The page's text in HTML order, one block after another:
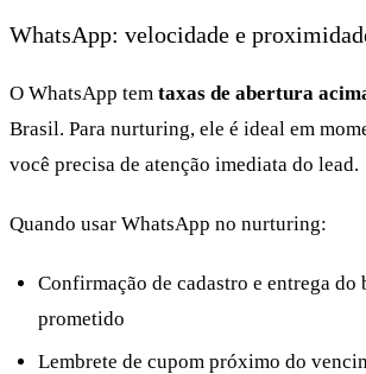
WhatsApp: velocidade e
O WhatsApp tem taxas de abertura
Brasil. Para nurturing, ele é ideal em
você precisa de atenção imediata do lead.
Quando usar WhatsApp no nurturing:
Confirmação de cadastro e entrega do
prometido
Lembrete de cupom próximo do